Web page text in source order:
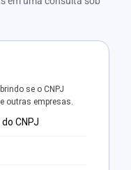
se o CNPJ
outras empresas.
CNPJ